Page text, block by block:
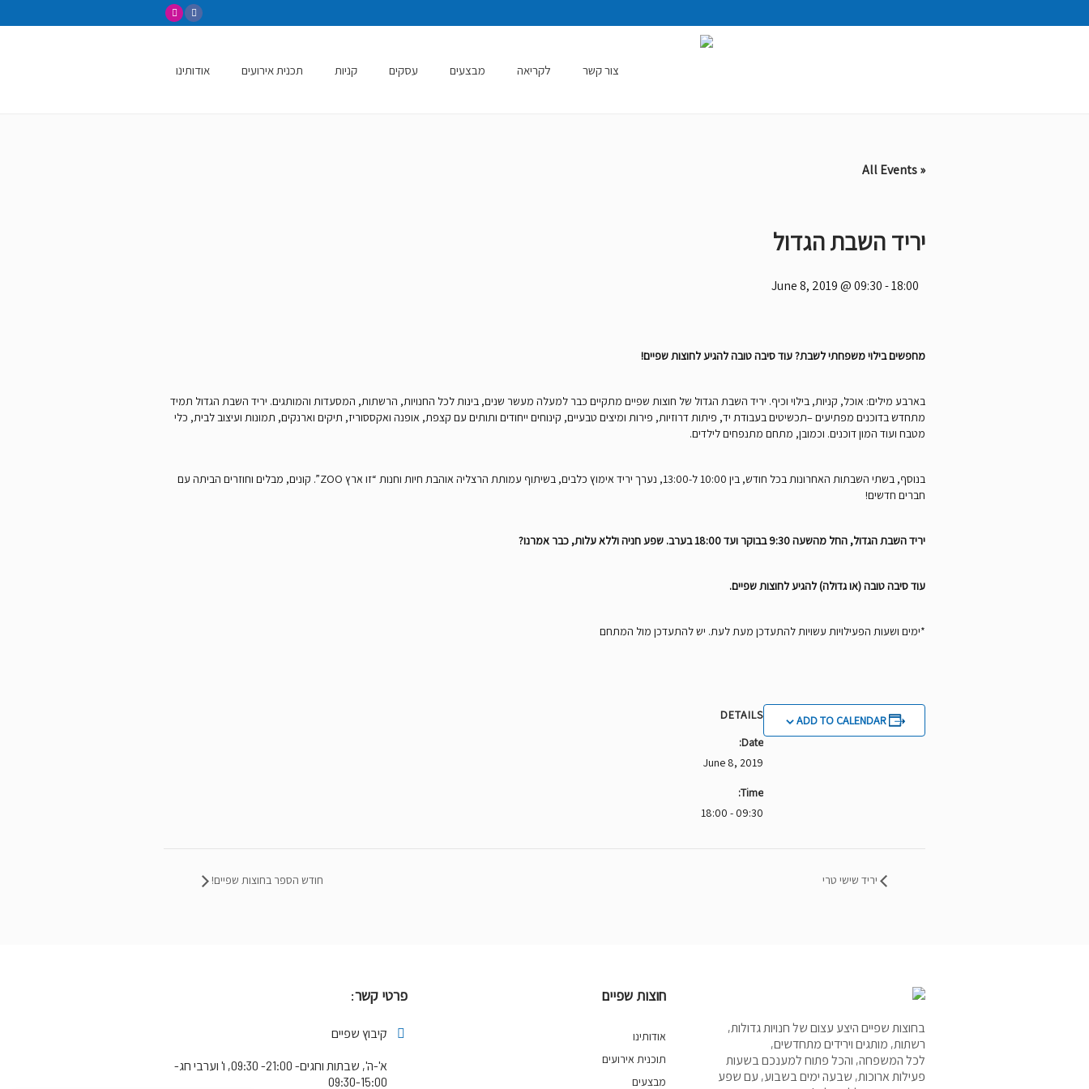
אודותינו תכנית אירועים קניות עסקים מבצעים לקריאה צור קשר
« All Events
יריד השבת הגדול
June 8, 2019 @ 09:30-18:00
מחפשים בילוי משפחתי לשבת? עוד סיבה טובה להגיע לחוצות שפיים!
בארבע מילים: אוכל, קניות, בילוי וכיף. יריד השבת הגדול של חוצות שפיים מתקיים כבר למעלה מעשר שנים, בינות לכל החנויות, הרשתות, המסעדות והמותגים. יריד השבת הגדול תמיד
מתחדש בדוכנים מפתיעים –תכשיטים בעבודת יד, פיתות דרוזיות, פירות ומיצים טבעיים, קינוחים ייחודים ותותים עם קצפת, אופנה ואקססוריז, תיקים וארנקים, תמונות ועיצוב לבית, כלי
מטבח ועוד המון דוכנים. וכמובן, מתחם מתנפחים לילדים.
בנוסף, בשתי השבתות האחרונות בכל חודש, בין 10:00 ל-13:00, נערך יריד אימוץ כלבים, בשיתוף עמותת הרצליה אוהבת חיות וחנות “זו ארץ ZOO”. קונים, מבלים וחוזרים הביתה עם
חברים חדשים!
יריד השבת הגדול, החל מהשעה 9:30 בבוקר ועד 18:00 בערב. שפע חניה וללא עלות, כבר אמרנו?
עוד סיבה טובה (או גדולה) להגיע לחוצות שפיים.
*ימים ושעות הפעילויות עשויות להתעדכן מעת לעת. יש להתעדכן מול המתחם
ADD TO CALENDAR
DETAILS
Date:
June 8, 2019
Time:
09:30 - 18:00
יריד שישי טרי חודש הספר בחוצות שפיים!
בחוצות שפיים היצע עצום של חנויות גדולות,
רשתות, מותגים וירידים מתחדשים,
לכל המשפחה, והכל פתוח למענכם בשעות
פעילות ארוכות, שבעה ימים בשבוע, עם שפע
חוצות שפיים
אודותינו
תוכנית אירועים
מבצעים
פרטי קשר:
קיבוץ שפיים
א'-ה', שבתות וחגים- 21:00- 09:30, ו' וערבי חג-
09:30-15:00